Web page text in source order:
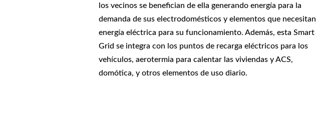
los vecinos se benefician de ella generando energía para la
demanda de sus electrodomésticos y elementos que necesitan
energía eléctrica para su funcionamiento. Además, esta Smart
Grid se integra con los puntos de recarga eléctricos para los
vehículos, aerotermia para calentar las viviendas y ACS,
domótica, y otros elementos de uso diario.